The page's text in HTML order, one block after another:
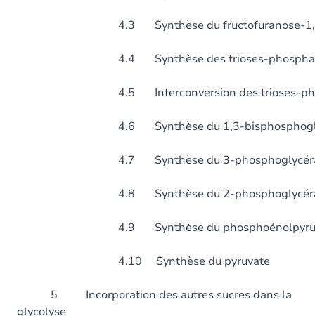
4.3 Synthèse du fructofuranose-1,6-
4.4 Synthèse des trioses-
4.5 Interconversion des trioses-
4.6 Synthèse du 1,3-
4.7 Synthèse du 3-
4.8 Synthèse du 2-
4.9 Synthèse du
4.10 Synthèse du pyruvate
5 Incorporation des autres sucres dans la
glycolyse